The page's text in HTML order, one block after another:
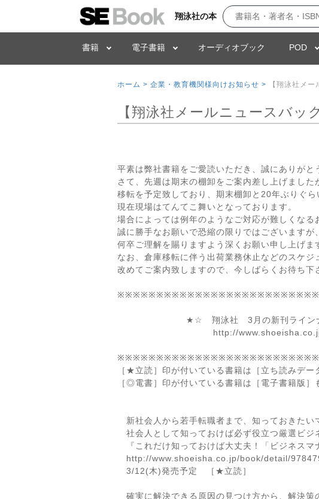
翔泳社の本
書籍 電子書籍 オーディオブック POD
ホーム > 企業・教育機関様向けお知らせ > 【翔泳社メ
【翔泳社メールニュースバ
平素は弊社書籍をご愛読いただき、誠にありがと
さて、先週は期末の棚卸をご案内差し上げまし
移転を予定致しており、期末棚卸と20年ぶりぐら
現在現場はてんてこ舞いとなっております。
場合によっては例年のようなご対応が難しくなる
誠に勝手なお願いで恐縮の限りではございますが、
何卒ご理解を賜りますよう深くお願い申し上げま
なお、倉庫移転に伴う出荷業務休止などのスケジ
改めてご案内致しますので、今しばらくお待ち下
★☆ 翔泳社 3月の新刊ライン
http://www.shoeisha.co.jp/
［★立読］印が付いている書籍は［立ち読みデー
［◎電書］印が付いている書籍は［電子書籍版］
新社会人から若手転職者まで、知っておきたい
社会人として知っておけば必ず役立つ厳選ビジ
『これだけ知っておけば大丈夫！「ビジネスマ
http://www.shoeisha.co.jp/book/detail/
3/12(木)発売予定 ［★立読］
確実に解決できる原因の見つけ方から、解決策